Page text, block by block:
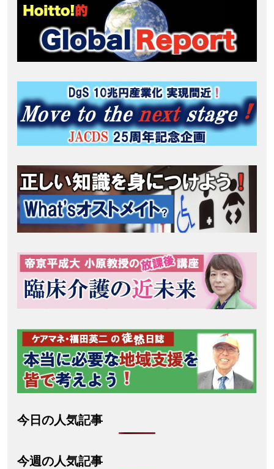
今日の人気記事
今週の人気記事